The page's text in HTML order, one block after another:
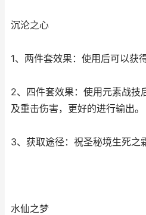
沉沦之心
1、两件套效果：使用后可以获
2、四件套效果：使用元素战技
及重击伤害，更好的进行输出。
3、获取途径：祝圣秘境生死之
水仙之梦